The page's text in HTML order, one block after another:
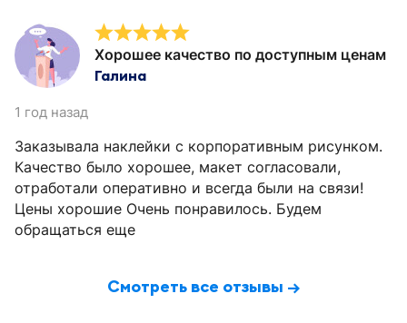
Хорошее качество по доступным ценам
Галина
1 год назад
Заказывала наклейки с корпоративным рисунком.
Качество было хорошее, макет согласовали,
отработали оперативно и всегда были на связи!
Цены хорошие Очень понравилось. Будем
обращаться еще
Смотреть все отзывы →